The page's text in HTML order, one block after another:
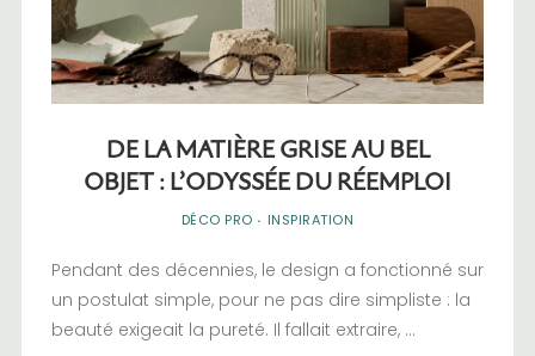
DE LA MATIÈRE GRISE AU BEL
OBJET : L’ODYSSÉE DU RÉEMPLOI
DÉCO PRO · INSPIRATION
Pendant des décennies, le design a fonctionné sur
un postulat simple, pour ne pas dire simpliste : la
beauté exigeait la pureté. Il fallait extraire, ...